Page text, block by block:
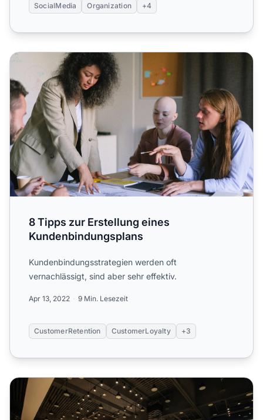
SocialMedia Organization +4
8 Tipps zur Erstellung eines Kundenbindungsplans
8 Tipps zur Erstellung eines
Kundenbindungsplans
Kundenbindungsstrategien werden oft
vernachlässigt, sind aber sehr effektiv.
Apr 13, 2022 9 Min. Lesezeit
CustomerRetention CustomerLoyalty +3
Top 15 Affiliate-Marketing-Konferenzen in Lateinamerika